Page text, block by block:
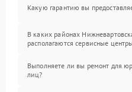
Какую гарантию вы
В каких районах
располагаются сервисные
Выполняете ли вы ремонт для
лиц?